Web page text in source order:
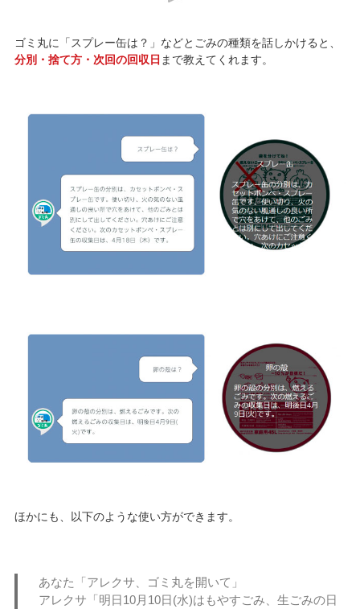
ゴミ丸に「スプレー缶は？」などとごみの種類を話しかけると、
分別・捨て方・次回の回収日 まで教えてくれます。
ほかにも、以下のような使い方ができます。
あなた「アレクサ、ゴミ丸を開いて」
アレクサ「明日10月10日(水)はもやすごみ、生ごみの日